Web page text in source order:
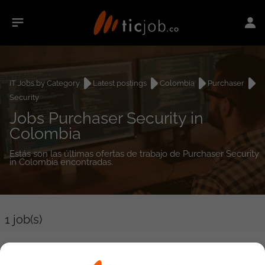
IT Jobs by Category Latest postings Colombia
Purchaser
Security
Jobs Purchaser Security in
Colombia
Estás son las últimas ofertas de trabajo de Purchaser Security
in Colombia encontradas.
1 job(s)